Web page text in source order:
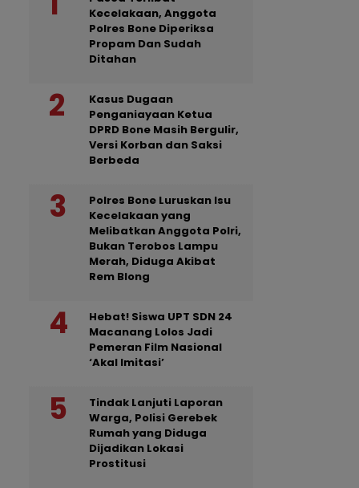
Kecelakaan, Anggota
Polres Bone Diperiksa
Propam Dan Sudah
Ditahan
Kasus Dugaan
Penganiayaan Ketua
DPRD Bone Masih Bergulir,
Versi Korban dan Saksi
Berbeda
Polres Bone Luruskan Isu
Kecelakaan yang
Melibatkan Anggota Polri,
Bukan Terobos Lampu
Merah, Diduga Akibat
Rem Blong
Hebat! Siswa UPT SDN 24
Macanang Lolos Jadi
Pemeran Film Nasional
‘Akal Imitasi’
Tindak Lanjuti Laporan
Warga, Polisi Gerebek
Rumah yang Diduga
Dijadikan Lokasi
Prostitusi